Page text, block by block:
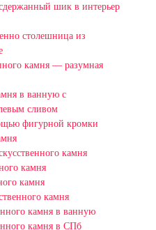
шик в интерьер
столешница из
камня — разумная
в ванную с
сливом
фигурной кромки
камня
камня
камня
камня
камня в ванную
камня в СПб